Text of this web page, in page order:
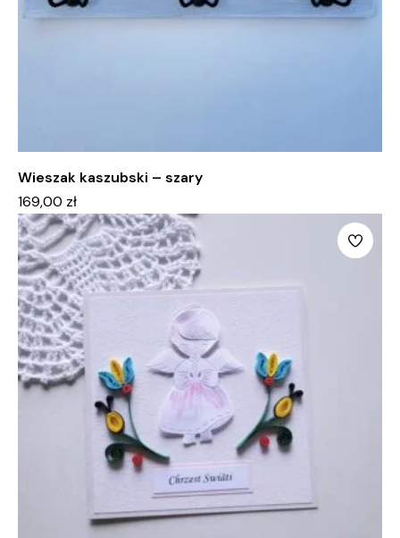
Wieszak kaszubski – szary
169,00 zł